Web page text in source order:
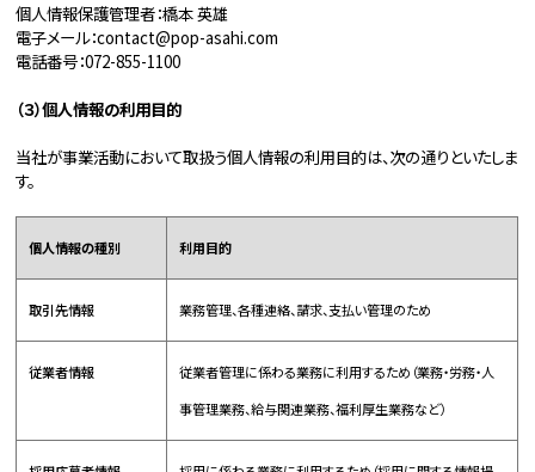
個人情報保護管理者：橋本 英雄
電子メール：contact@pop-asahi.com
電話番号：072-855-1100
（３）個人情報の利用目的
当社が事業活動において取扱う個人情報の利用目的は、次の通りといたしま
す。
個人情報の種別 利用目的
取引先情報 業務管理、各種連絡、請求、支払い管理のため
従業者情報
従業者管理に係わる業務に利用するため（業務・労務・人
事管理業務、給与関連業務、福利厚生業務など）